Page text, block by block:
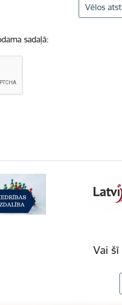
Vēlos
sadaļā:
Vai